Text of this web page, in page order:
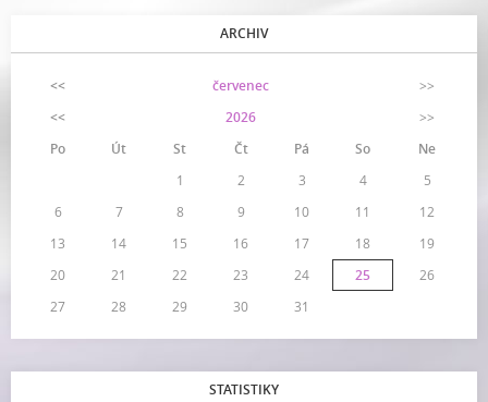
ARCHIV
<< červenec
>>
<<
2026
>>
Po
Út St Čt Pá So
Ne
1
2 3 4
5
6
7 8 9 10 11
12
13
14 15 16 17 18
19
20
21 22 23 24 25
26
27
28 29 30 31
STATISTIKY